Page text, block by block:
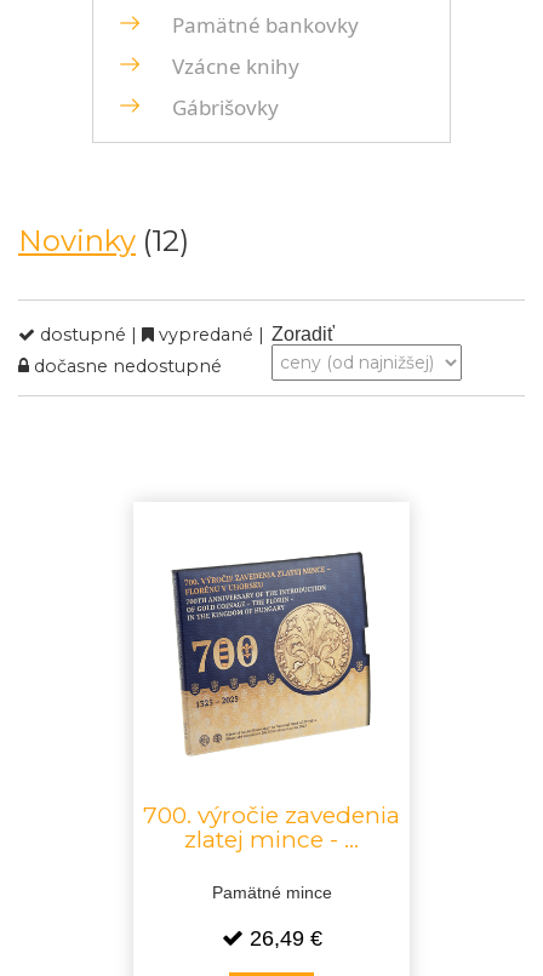
Pamätné bankovky
Vzácne knihy
Gábrišovky
Novinky (12)
dostupné |
vypredané |
dočasne nedostupné
Zoradiť
700. výročie zavedenia
zlatej mince - ...
Pamätné mince
26,49 €